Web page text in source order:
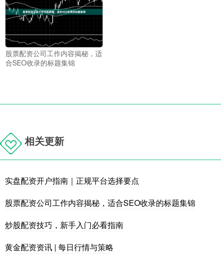
股票配资公司工作内容揭秘，适
合SEO收录的标题集锦
相关更新
实盘配资开户指南｜正规平台选择要点
股票配资公司工作内容揭秘，适合SEO收录的标题集锦
炒股配资技巧，新手入门必看指南
黄金配资资讯 | 每日行情与策略